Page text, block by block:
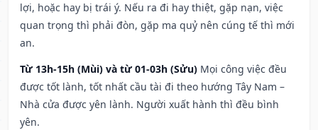
lợi, hoặc hay bị trái ý. Nếu ra đi hay thiệt, gặp nạn, việc
quan trọng thì phải đòn, gặp ma quỷ nên cúng tế thì mới
an.
Từ 13h-15h (Mùi) và từ 01-03h (Sửu) Mọi công việc đều
được tốt lành, tốt nhất cầu tài đi theo hướng Tây Nam –
Nhà cửa được yên lành. Người xuất hành thì đều bình
yên.